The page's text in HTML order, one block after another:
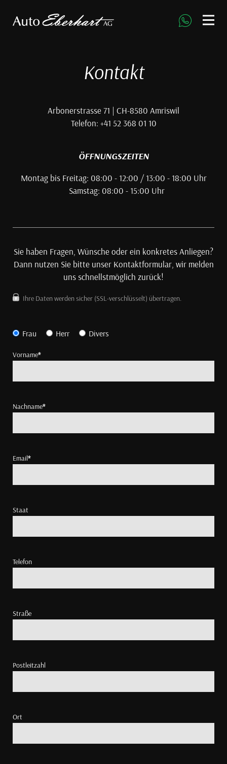
Kontakt
Arbonerstrasse 71 | CH-8580 Amriswil
Telefon: +41 52 368 01 10
ÖFFNUNGSZEITEN
Montag bis Freitag: 08:00 - 12:00 / 13:00 - 18:00 Uhr
Samstag: 08:00 - 15:00 Uhr
Sie haben Fragen, Wünsche oder ein konkretes Anliegen?
Dann nutzen Sie bitte unser Kontaktformular, wir melden
uns schnellstmöglich zurück!
Ihre Daten werden sicher (SSL-verschlüsselt) übertragen.
Frau Herr Divers
Vorname*
Nachname*
Email*
Staat
Telefon
Straße
Postleitzahl
Ort